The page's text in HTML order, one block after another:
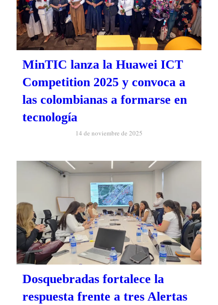
MinTIC lanza la Huawei ICT
Competition 2025 y convoca a
las colombianas a formarse en
tecnología
14 de noviembre de 2025
Dosquebradas fortalece la
respuesta frente a tres Alertas